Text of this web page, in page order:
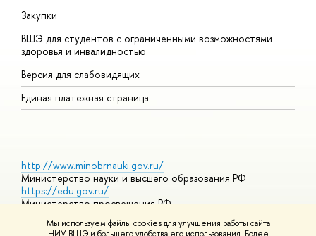
Мы используем файлы cookies для улучшения работы сайта
Закупки
ВШЭ для студентов с ограниченными возможностями
здоровья и инвалидностью
Версия для слабовидящих
Единая платежная страница
http://www.minobrnauki.gov.ru/
Министерство науки и высшего образования РФ
https://edu.gov.ru/
Министерство просвещения РФ
https://elearning.hse.ru/mooc
Массовые открытые онлайн-курсы